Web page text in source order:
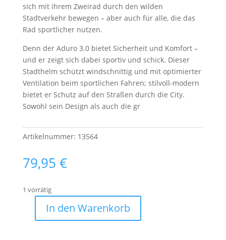
sich mit ihrem Zweirad durch den wilden
Stadtverkehr bewegen – aber auch für alle, die das
Rad sportlicher nutzen.
Denn der Aduro 3.0 bietet Sicherheit und Komfort –
und er zeigt sich dabei sportiv und schick. Dieser
Stadthelm schützt windschnittig und mit optimierter
Ventilation beim sportlichen Fahren; stilvoll-modern
bietet er Schutz auf den Straßen durch die City.
Sowohl sein Design als auch die gr
Artikelnummer: 13564
79,95 €
1 vorrätig
In den Warenkorb